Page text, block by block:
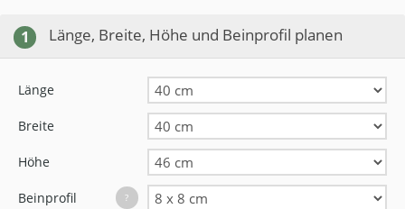
1 Länge, Breite, Höhe und Beinprofil planen
Länge
Breite
Höhe
Beinprofil ?